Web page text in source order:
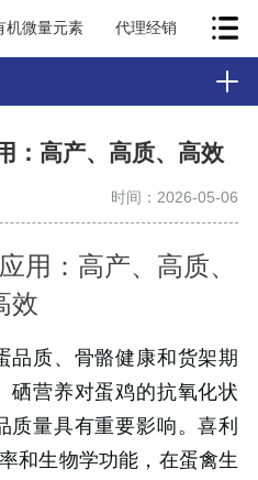
机微量元素 代理经销
：高产、高质、高效
时间：2026-05-06
用：高产、高质、
效
品质、骨骼健康和货架期
硒营养对蛋鸡的抗氧化状
质量具有重要影响。喜利
和生物学功能，在蛋禽生